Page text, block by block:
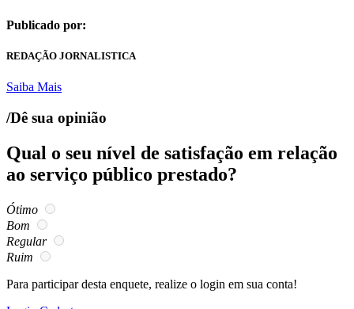
Publicado por:
REDAÇÃO JORNALISTICA
Saiba Mais
/Dê sua opinião
Qual o seu nível de satisfação em relação
ao serviço público prestado?
Ótimo
Bom
Regular
Ruim
Para participar desta enquete, realize o login em sua conta!